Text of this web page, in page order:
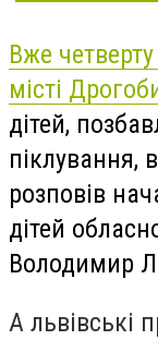
Вже
місті
дітей,
піклування,
розповів
дітей
Володимир
А львівські